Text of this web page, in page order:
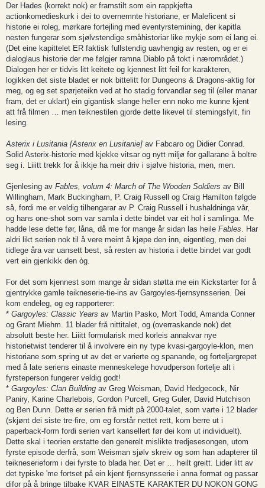
Der Hades (korrekt nok) er framstilt som ein rappkjefta
actionkomedieskurk i dei to overnemnte historiane, er Maleficent si
historie ei roleg, mørkare fortejling med eventyrstemining, der kapitla
nesten fungerar som sjølvstendige småhistoriar like mykje som ei lang ei.
(Det eine kapittelet ER faktisk fullstendig uavhengig av resten, og er ei
dialoglaus historie der me følgjer ramna Diablo på tokt i nærområdet.)
Dialogen her er tidvis litt keitete og kjennest litt feil for karakteren,
logikken det siste bladet er nok bittelitt for Dungeons & Dragons-aktig for
meg, og eg set spørjeteikn ved at ho stadig forvandlar seg til (eller manar
fram, det er uklart) ein gigantisk slange heller enn noko me kunne kjent
att frå filmen … men teiknestilen gjorde dette likevel til stemingsfylt, fin
lesing.
Asterix i Lusitania [Asterix en Lusitanie] av Fabcaro og Didier Conrad.
Solid Asterix-historie med kjekke vitsar og nytt miljø for gallarane å boltre
seg i. Liiitt trekk for å ikkje ha meir driv i sjølve historia, men, men.
Gjenlesing av Fables, volum 4: March of The Wooden Soldiers av Bill
Willingham, Mark Buckingham, P. Craig Russell og Craig Hamilton følgde
så, fordi me er veldig tilhengarar av P. Craig Russell i hushaldninga vår,
og hans one-shot som var samla i dette bindet var eit hol i samlinga. Me
hadde lese dette før, låna, då me for mange år sidan las heile Fables . Har
aldri likt serien nok til å vere meint å kjøpe den inn, eigentleg, men dei
tidlege åra var uansett best, så resten av historia i dette bindet var godt
vert ein gjenkikk den òg.
For det som kjennest som mange år sidan støtta me ein Kickstarter for å
gjentrykke gamle teikneserie-tie-ins av Gargoyles-fjernsynsserien. Dei
kom endeleg, og eg rapporterer:
* Gargoyles: Classic Years av Martin Pasko, Mort Todd, Amanda Conner
og Grant Miehm. 11 blader frå nittitalet, og (overraskande nok) det
absolutt beste her. Liiitt formularisk med korleis annakvar nye
historietwist tenderer til å involvere ein ny type kvasi-gargoyle-klon, men
historiane som spring ut av det er varierte og spanande, og forteljargrepet
med å late seriens einaste menneskelege hovudperson fortelje alt i
fyrsteperson fungerer veldig godt!
* Gargoyles: Clan Building av Greg Weisman, David Hedgecock, Nir
Paniry, Karine Charlebois, Gordon Purcell, Greg Guler, David Hutchison
og Ben Dunn. Dette er serien frå midt på 2000-talet, som varte i 12 blader
(skjønt dei siste tre-fire, om eg forstår nettet rett, kom berre ut i
paperback-form fordi serien vart kansellert før dei kom ut individuelt).
Dette skal i teorien erstatte den generelt mislikte tredjesesongen, utom
fyrste episode derfrå, som Weisman sjølv skreiv og som han adapterer til
teikneserieform i dei fyrste to blada her. Det er … heilt greitt. Lider litt av
det typiske 'me fortset på ein kjent fjernsynsserie i anna format og passar
difor på å bringe tilbake KVAR EINASTE KARAKTER DU NOKON GONG